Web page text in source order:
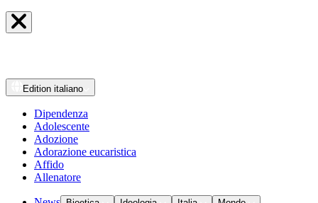
Edition italiano
Dipendenza
Adolescente
Adozione
Adorazione eucaristica
Affido
Allenatore